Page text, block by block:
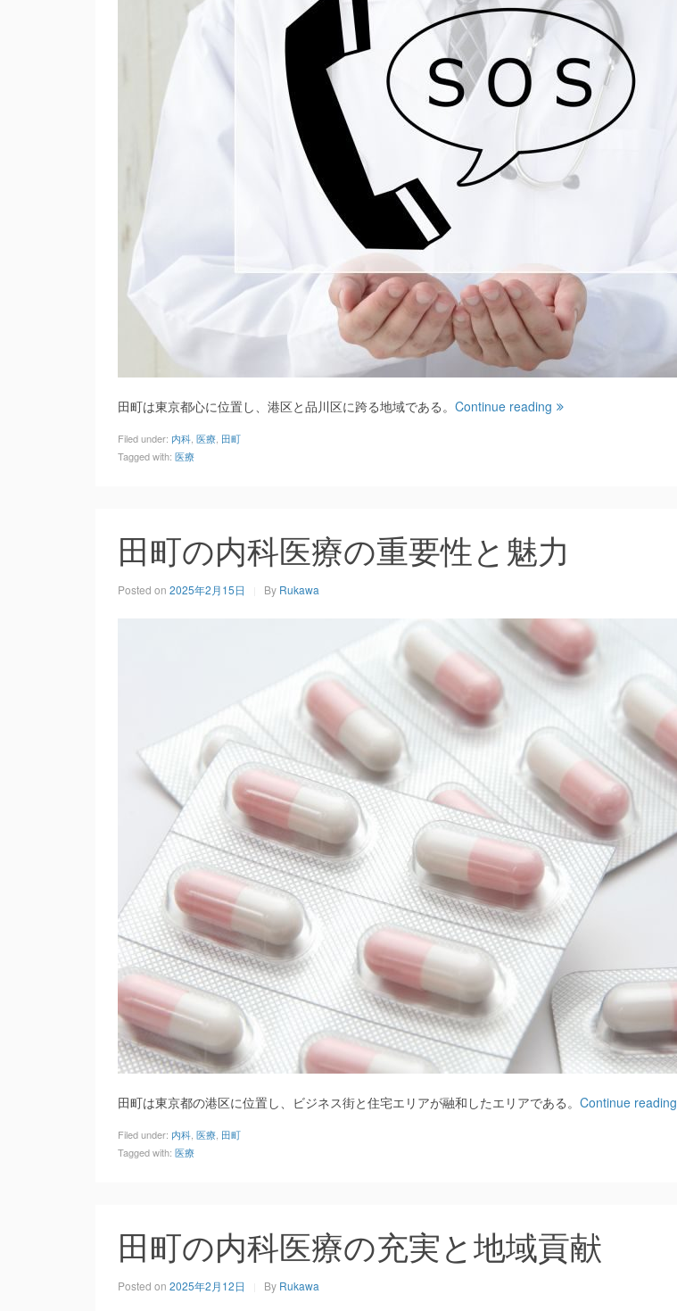
田町は東京都心に位置し、港区と品川区に跨る地域である。 Continue reading
Filed under: 内科 医療 田町
Tagged with: 医療
田町の内科医療の重要性と魅力
Posted on 2025年2月15日 By Rukawa
田町は東京都の港区に位置し、ビジネス街と住宅エリアが融和したエリアである。 Continue reading
Filed under: 内科 医療 田町
Tagged with: 医療
田町の内科医療の充実と地域貢献
Posted on 2025年2月12日 By Rukawa